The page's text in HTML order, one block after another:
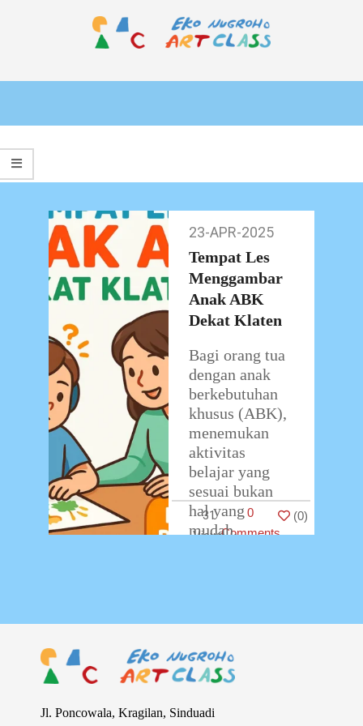
ART
CLASS
Primary
Menu
Apr-
2025
23-APR-2025
Tempat Les
Menggambar
Anak ABK
Dekat Klaten
Bagi orang tua
dengan anak
berkebutuhan
khusus (ABK),
menemukan
aktivitas
belajar yang
sesuai bukan
hal yang
mudah.
menggambar,
sering
31
0
Comments
(0)
Jl. Poncowala, Kragilan, Sinduadi